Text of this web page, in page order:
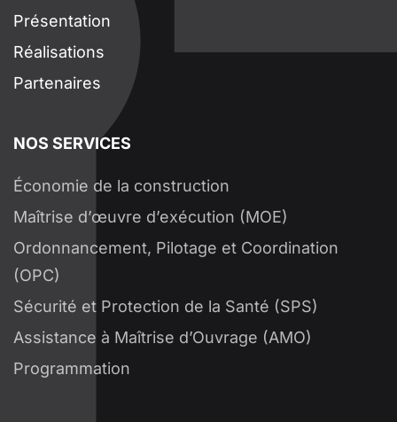
Présentation
Réalisations
Partenaires
NOS SERVICES
Économie de la construction
Maîtrise d’œuvre d’exécution (MOE)
Ordonnancement, Pilotage et Coordination
(OPC)
Sécurité et Protection de la Santé (SPS)
Assistance à Maîtrise d’Ouvrage (AMO)
Programmation